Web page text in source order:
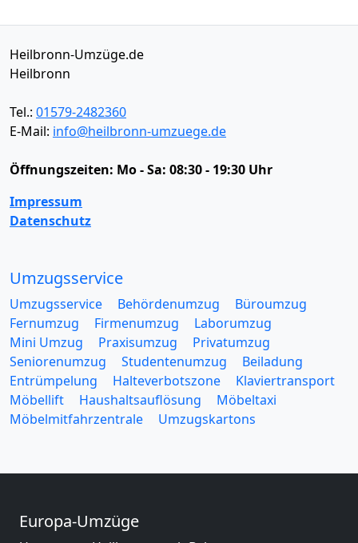
Heilbronn-Umzüge.de
Heilbronn
Tel.: 01579-2482360
E-Mail: info@heilbronn-umzuege.de
Öffnungszeiten: Mo - Sa: 08:30 - 19:30 Uhr
Impressum
Datenschutz
Umzugsservice
Umzugsservice Behördenumzug
Büroumzug
Fernumzug
Firmenumzug
Laborumzug
Mini Umzug
Praxisumzug
Privatumzug
Seniorenumzug
Studentenumzug
Beiladung
Entrümpelung
Halteverbotszone
Klaviertransport
Möbellift
Haushaltsauflösung
Möbeltaxi
Möbelmitfahrzentrale
Umzugskartons
Europa-Umzüge